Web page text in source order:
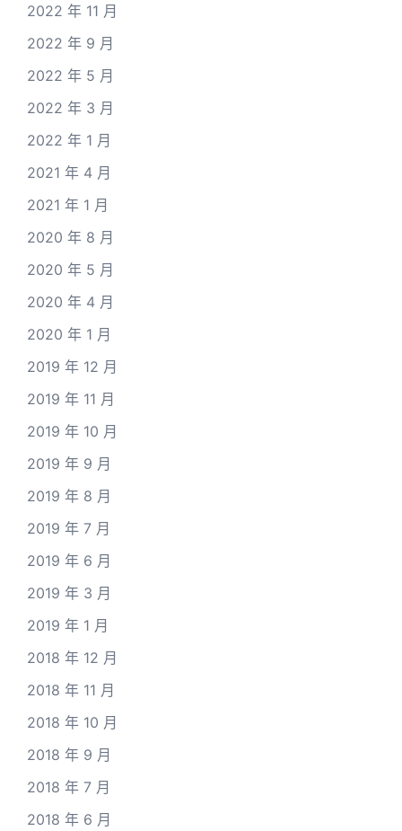
2022 年 11 月
2022 年 9 月
2022 年 5 月
2022 年 3 月
2022 年 1 月
2021 年 4 月
2021 年 1 月
2020 年 8 月
2020 年 5 月
2020 年 4 月
2020 年 1 月
2019 年 12 月
2019 年 11 月
2019 年 10 月
2019 年 9 月
2019 年 8 月
2019 年 7 月
2019 年 6 月
2019 年 3 月
2019 年 1 月
2018 年 12 月
2018 年 11 月
2018 年 10 月
2018 年 9 月
2018 年 7 月
2018 年 6 月